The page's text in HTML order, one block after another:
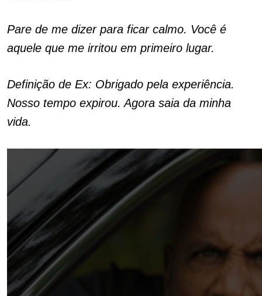
Pare de me dizer para ficar calmo. Você é
aquele que me irritou em primeiro lugar.
Definição de Ex: Obrigado pela experiência.
Nosso tempo expirou. Agora saia da minha
vida.